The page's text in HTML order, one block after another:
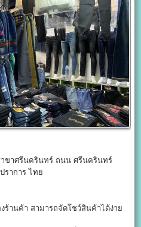
าขาศรีนครินทร์ ถนน ศรีนครินทร์
ราการ ไทย
านค้า สามารถจัดโชว์สินค้าได้ง่าย